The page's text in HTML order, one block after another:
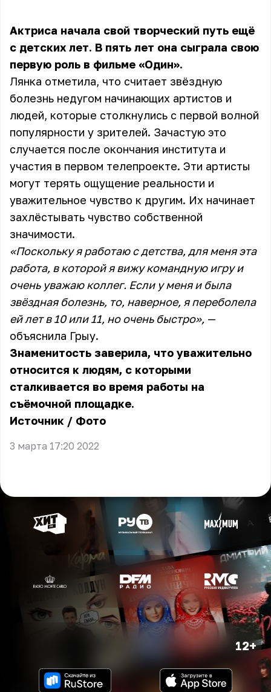
Актриса начала свой творческий путь ещё
с детских лет. В пять лет она сыграла свою
первую роль в фильме «Один».
Лянка отметила, что считает звёздную
болезнь недугом начинающих артистов и
людей, которые столкнулись с первой волной
популярности у зрителей. Зачастую это
случается после окончания института и
участия в первом телепроекте. Эти артисты
могут терять ощущение реальности и
уважительное чувство к другим. Их начинает
захлёстывать чувство собственной
значимости.
«Поскольку я работаю с детства, для меня эта
работа, в которой я вижу командную игру и
очень уважаю коллег. Если у меня и была
звёздная болезнь, то, наверное, я переболела
ей лет в 10 или 11, но очень быстро», —
объяснила Грыу.
Знаменитость заверила, что уважительно
относится к людям, с которыми
сталкивается во время работы на
съёмочной площадке.
Источник / Фото
3 марта 17:20 2022
12+